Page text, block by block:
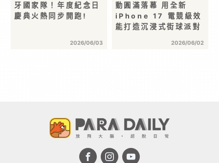
牙國家隊！年度紀念日
慶典火熱同步開跑!
2026/06/03
動圓滿落幕 用全新
iPhone 17 電競級效
能打造沉浸式街球派對
2026/06/02
分享 :